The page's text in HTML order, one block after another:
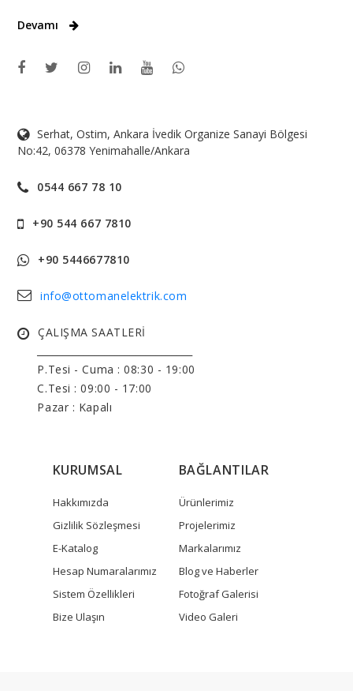
Devamı
Serhat, Ostim, Ankara İvedik Organize Sanayi Bölgesi
No:42, 06378 Yenimahalle/Ankara
0544 667 78 10
+90 544 667 7810
+90 5446677810
info@ottomanelektrik.com
ÇALIŞMA SAATLERİ
P.Tesi - Cuma : 08:30 - 19:00
C.Tesi : 09:00 - 17:00
Pazar : Kapalı
KURUMSAL
Hakkımızda
Gizlilik Sözleşmesi
E-Katalog
Hesap Numaralarımız
Sistem Özellikleri
Bize Ulaşın
BAĞLANTILAR
Ürünlerimiz
Projelerimiz
Markalarımız
Blog ve Haberler
Fotoğraf Galerisi
Video Galeri